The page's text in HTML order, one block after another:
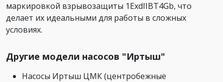
маркировкой взрывозащиты 1ExdIIBT4Gb, что
делает их идеальными для работы в сложных
условиях.
Другие модели насосов "Иртыш"
Насосы Иртыш ЦМК (центробежные